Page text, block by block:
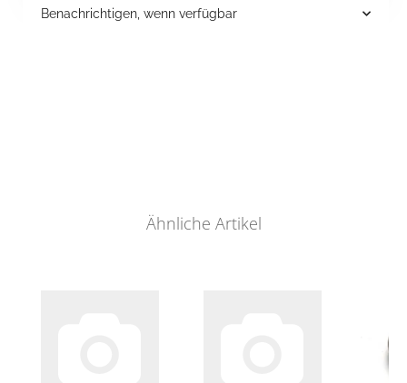
Benachrichtigen, wenn verfügbar
Ähnliche Artikel